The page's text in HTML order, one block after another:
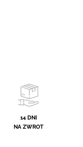
14 DNI
NA ZWROT